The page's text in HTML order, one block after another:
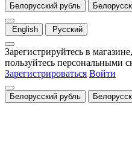
Белорусский рубль
English Русский
Зарегистрируйтесь в
пользуйтесь персональными
Зарегистрироваться Войти
Белорусский рубль